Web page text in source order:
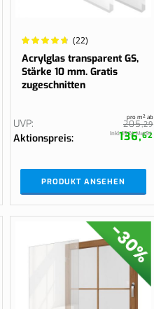
Wertung:
96.9565%
(22)
Acrylglas transparent GS,
Stärke 10 mm. Gratis
zugeschnitten
UVP 205,29
Aktionspreis
pro m² ab
136,62
Inkl. 19 % MwSt.
PRODUKT ANSEHEN